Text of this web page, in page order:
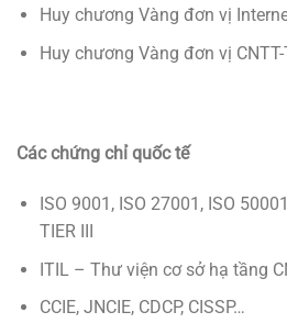
Huy chương Vàng đơn vị
Huy chương Vàng đơn vị
Các chứng chỉ quốc tế
ISO 9001, ISO 27001, ISO
TIER III
ITIL – Thư viện cơ sở hạ tầng
CCIE, JNCIE, CDCP, CISSP…